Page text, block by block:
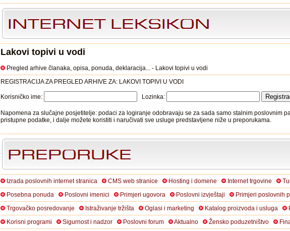
Lakovi topivi u vodi
Pregled arhive članaka, opisa, ponuda, deklaracija... - Lakovi topivi u vodi
REGISTRACIJA ZA PREGLED ARHIVE ZA: LAKOVI TOPIVI U VODI
Korisničko ime: Lozinka:
Napomena za slučajne posjetitelje: podaci za logiranje odobravaju se za sada samo stalnim poslovnim
pristupne podatke, i dalje možete koristiti i naručivati sve usluge predstavljene niže u preporukama.
Izrada poslovnih internet stranica CMS web stranice Hosting i domene Internet trgovine
Posebna ponuda
Poslovni imenici Primjeri ugovora Poslovni izvještaji Primjeri poslovnih
Trgovačko posredovanje
Istraživanje tržišta Oglasi i marketing Katalog proizvoda i usluga
Korisni programi
Sigurnost i nadzor Poslovni forum Aktualno Žensko poduzetništvo